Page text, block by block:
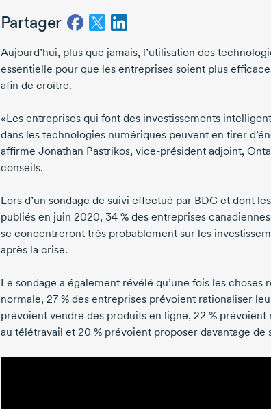
Partager
Aujourd’hui, plus que jamais, l’utilisation des
essentielle pour que les entreprises soient plus
afin de croître.
«Les entreprises qui font des investissements
dans les technologies numériques peuvent en tirer
affirme Jonathan Pastrikos, vice-président adjoint,
conseils.
Lors d’un sondage de suivi effectué par BDC et dont
publiés en juin 2020, 34 % des entreprises
se concentreront très probablement sur les
après la crise.
Le sondage a également révélé qu’une fois les choses
normale, 27 % des entreprises prévoient rationaliser
prévoient vendre des produits en ligne, 22 % prévoient
au télétravail et 20 % prévoient proposer davantage de